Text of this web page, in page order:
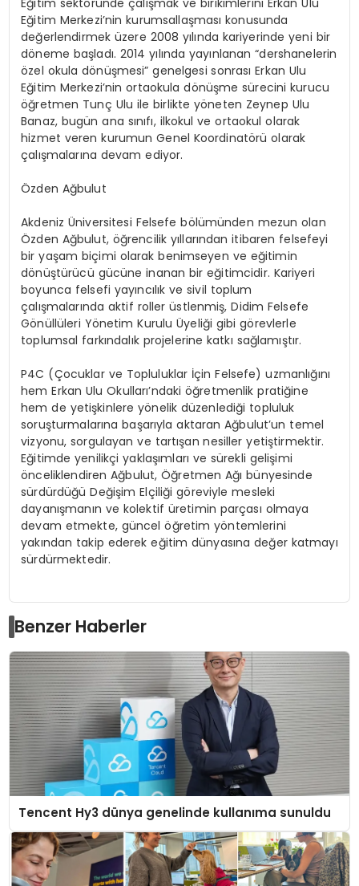
Eğitim sektöründe çalışmak ve birikimlerini Erkan Ulu
Eğitim Merkezi’nin kurumsallaşması konusunda
değerlendirmek üzere 2008 yılında kariyerinde yeni bir
döneme başladı. 2014 yılında yayınlanan “dershanelerin
özel okula dönüşmesi” genelgesi sonrası Erkan Ulu
Eğitim Merkezi’nin ortaokula dönüşme sürecini kurucu
öğretmen Tunç Ulu ile birlikte yöneten Zeynep Ulu
Banaz, bugün ana sınıfı, ilkokul ve ortaokul olarak
hizmet veren kurumun Genel Koordinatörü olarak
çalışmalarına devam ediyor.
Özden Ağbulut
Akdeniz Üniversitesi Felsefe bölümünden mezun olan
Özden Ağbulut, öğrencilik yıllarından itibaren felsefeyi
bir yaşam biçimi olarak benimseyen ve eğitimin
dönüştürücü gücüne inanan bir eğitimcidir. Kariyeri
boyunca felsefi yayıncılık ve sivil toplum
çalışmalarında aktif roller üstlenmiş, Didim Felsefe
Gönüllüleri Yönetim Kurulu Üyeliği gibi görevlerle
toplumsal farkındalık projelerine katkı sağlamıştır.
P4C (Çocuklar ve Topluluklar İçin Felsefe) uzmanlığını
hem Erkan Ulu Okulları’ndaki öğretmenlik pratiğine
hem de yetişkinlere yönelik düzenlediği topluluk
soruşturmalarına başarıyla aktaran Ağbulut’un temel
vizyonu, sorgulayan ve tartışan nesiller yetiştirmektir.
Eğitimde yenilikçi yaklaşımları ve sürekli gelişimi
önceliklendiren Ağbulut, Öğretmen Ağı bünyesinde
sürdürdüğü Değişim Elçiliği göreviyle mesleki
dayanışmanın ve kolektif üretimin parçası olmaya
devam etmekte, güncel öğretim yöntemlerini
yakından takip ederek eğitim dünyasına değer katmayı
sürdürmektedir.
Benzer Haberler
Tencent Hy3 dünya genelinde kullanıma sunuldu